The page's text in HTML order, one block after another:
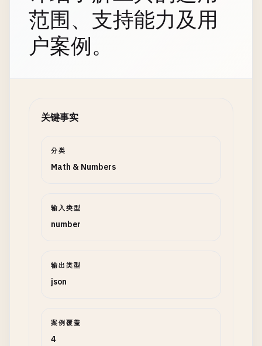
范围、支持能力及用
户案例。
关键事实
分类
Math & Numbers
输入类型
number
输出类型
json
案例覆盖
4